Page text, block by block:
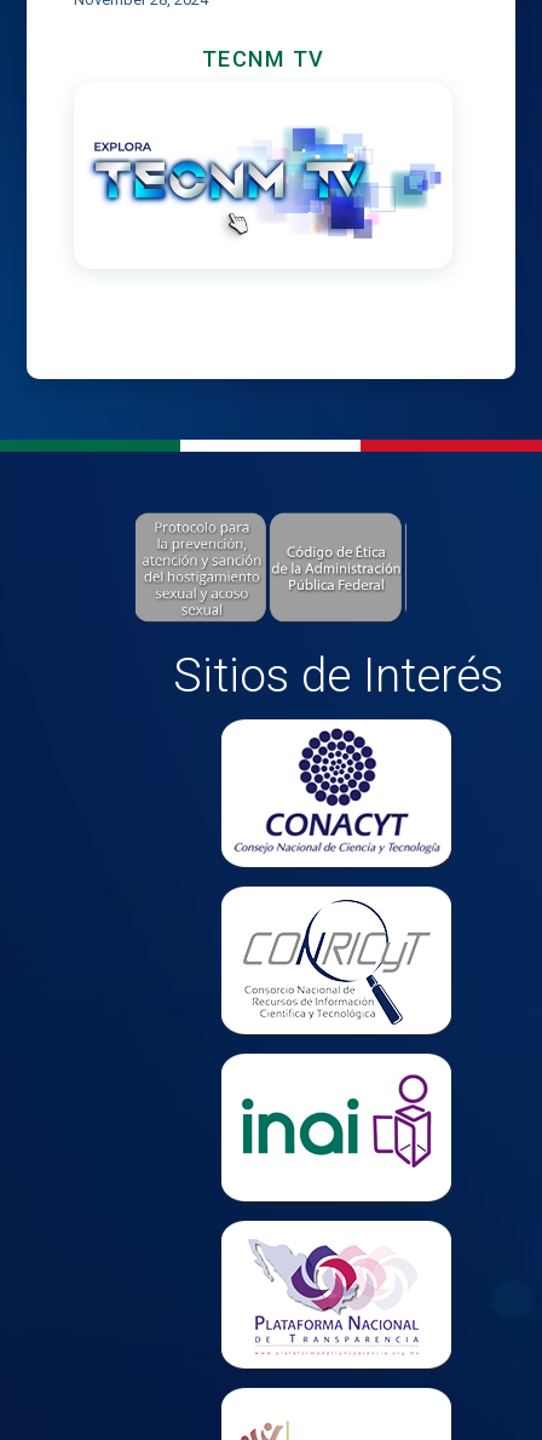
TECNM TV
Sitios de Interés